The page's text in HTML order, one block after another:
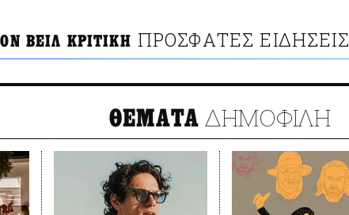
ΒΕΙΛ ΚΡΙΤΙΚΗ ΠΡΟΣΦΑΤΕΣ ΕΙΔΗΣΕΙΣ
ΘΕΜΑΤΑ ΔΗΜΟΦΙΛΗ